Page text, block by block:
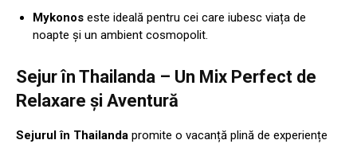
Mykonos este ideală pentru cei care iubesc viața de
noapte și un ambient cosmopolit.
Sejur în Thailanda – Un Mix Perfect de
Relaxare și Aventură
Sejurul în Thailanda promite o vacanță plină de experiențe